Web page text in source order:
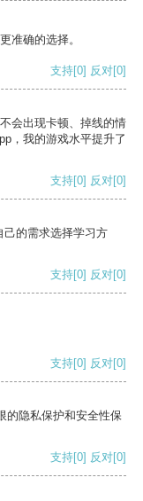
准确的选择。
支持[0] 反对[0]
会出现卡顿、掉线的情
，我的游戏水平提升了
支持[0] 反对[0]
己的需求选择学习方
支持[0] 反对[0]
支持[0] 反对[0]
的隐私保护和安全性保
支持[0] 反对[0]